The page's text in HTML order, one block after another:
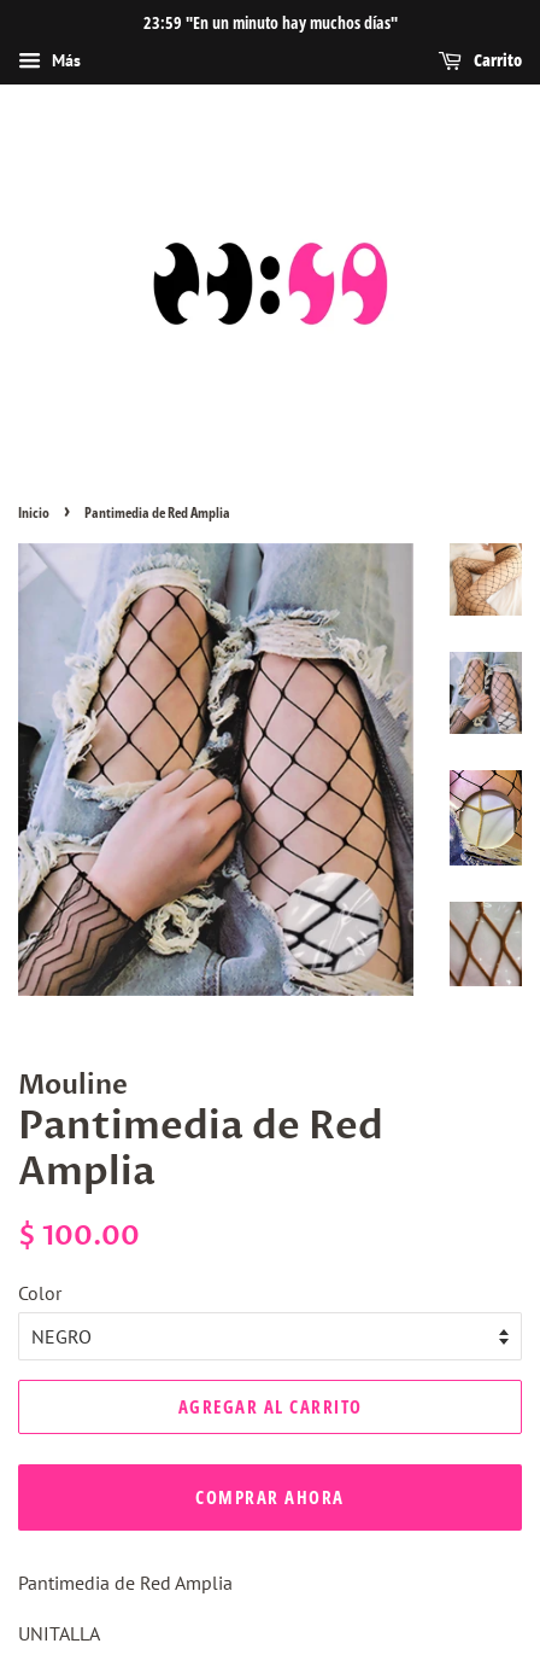
23:59 "En un minuto hay muchos días"
Más Carrito
Inicio › Pantimedia de Red Amplia
Mouline
Pantimedia de Red
Amplia
Precio
$ 100.00
Color
AGREGAR AL CARRITO
COMPRAR AHORA
Pantimedia de Red Amplia
UNITALLA